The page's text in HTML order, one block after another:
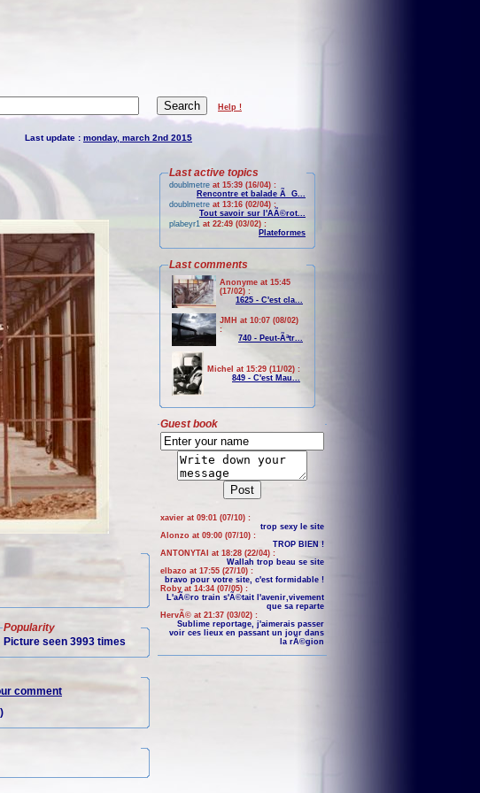
Help !
Last update : monday, march 2nd 2015
Popularity
Picture seen 3993 times
comment
Last active topics
doublmetre at 15:39 (16/04) :
Rencontre et balade Ã G...
doublmetre at 13:16 (02/04) :
Tout savoir sur l'AÃ©rot...
plabeyr1 at 22:49 (03/02) :
Plateformes
Last comments
Anonyme at 15:45
(17/02) :
1625 - C'est cla...
JMH at 10:07 (08/02)
:
740 - Peut-Ãªtr...
Michel at 15:29 (11/02) :
849 - C'est Mau...
Guest book
xavier at 09:01 (07/10) :
trop sexy le site
Alonzo at 09:00 (07/10) :
TROP BIEN !
ANTONYTAI at 18:28 (22/04) :
Wallah trop beau se site
elbazo at 17:55 (27/10) :
bravo pour votre site, c'est formidable !
Roby at 14:34 (07/05) :
L'aÃ©ro train s'Ã©tait l'avenir,vivement
que sa reparte
HervÃ© at 21:37 (03/02) :
Sublime reportage, j'aimerais passer
voir ces lieux en passant un jour dans
la rÃ©gion